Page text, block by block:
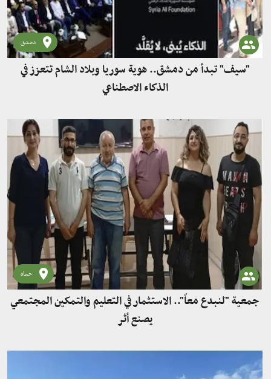
دمشق
"سيف" تبدأ من دمشق.. هوية سوريا وبلاد الشام تتعزز في
الذكاء الاصطناعي
حماه
جمعية "لنبدع معاً".. الاستثمار في التعليم والتمكين المجتمعي
يصنع أثر